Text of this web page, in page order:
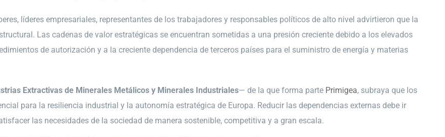
líderes empresariales, representantes de los trabajadores y responsables políticos de alto nivel advirtieron que la
Las cadenas de valor estratégicas se encuentran sometidas a una presión creciente debido a los elevados
de autorización y a la creciente dependencia de terceros países para el suministro de energía y materias
Extractivas de Minerales Metálicos y Minerales Industriales— de la que forma parte Primigea, subraya que los
para la resiliencia industrial y la autonomía estratégica de Europa. Reducir las dependencias externas debe ir
las necesidades de la sociedad de manera sostenible, competitiva y a gran escala.